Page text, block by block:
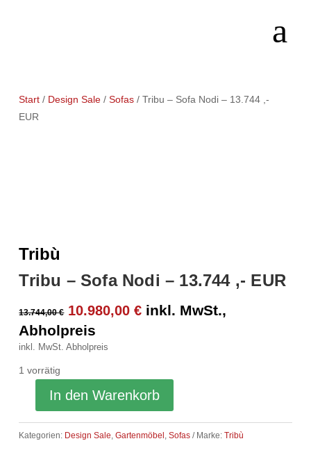
Start / Design Sale /Sofas / Tribu – Sofa Nodi – 13.744 ,-
EUR
Tribù
Tribu – Sofa Nodi – 13.744 ,- EUR
13.744,00€ Ursprünglicher
Preis
war:
10.980,00€Aktueller
inkl. MwSt.,
Abholpreis
inkl. MwSt. Abholpreis
1 vorrätig
In den Warenkorb
Kategorien: Design Sale,Gartenmöbel ,Sofas Marke:Tribù